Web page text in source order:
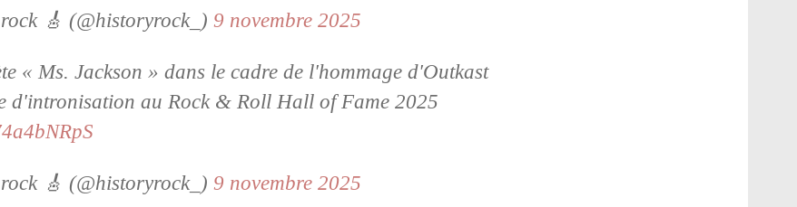
🎸 (@historyrock_) 9 novembre 2025
« Ms. Jackson » dans le cadre de l'hommage d'Outkast
d'intronisation au Rock & Roll Hall of Fame 2025
🎸 (@historyrock_) 9 novembre 2025